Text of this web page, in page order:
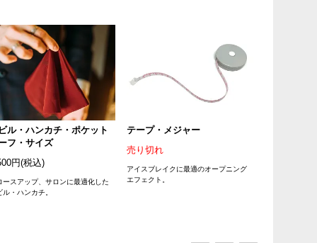
ル・ハンカチ・ポケット
フ・サイズ
円(税込)
ースアップ、サロンに最適化した
ル・ハンカチ。
テープ・メジャー
売り切れ
アイスブレイクに最適のオープニング
エフェクト。